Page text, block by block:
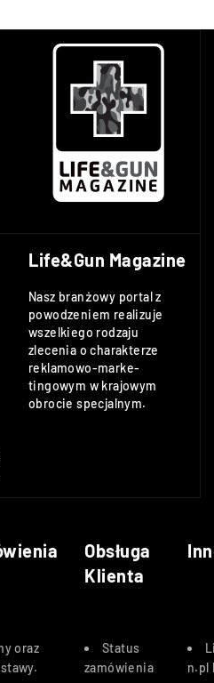
Life&Gun Magazine
Nasz branżowy portal z
powodzeniem realizuje
wszelkiego rodzaju
zlecenia o charakterze
reklamowo-marke-
tingowym w krajowym
obrocie specjalnym.
Obsługa
Klienta
oraz
.
Status
zamówienia
n.pl